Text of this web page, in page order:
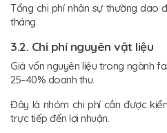
Tổng chi phí nhân sự thường dao
tháng.
3.2. Chi phí nguyên vật liệu
Giá vốn nguyên liệu trong ngành
25–40% doanh thu.
Đây là nhóm chi phí cần được
trực tiếp đến lợi nhuận.